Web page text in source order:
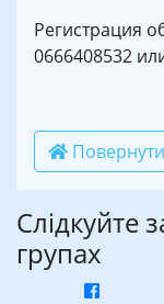
Регистрация
0666408532
Слідкуйте
групах